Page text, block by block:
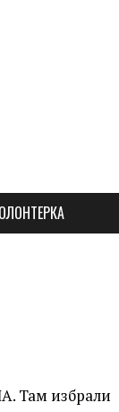
Там избрали